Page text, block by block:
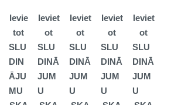
Ievie
tot
SLU
DIN
ĀJU
MU
Ieviet
ot
SLU
DINĀ
JUM
U
Ieviet
ot
SLU
DINĀ
JUM
U
Ieviet
ot
SLU
DINĀ
JUM
U
Ieviet
ot
SLU
DINĀ
JUM
U